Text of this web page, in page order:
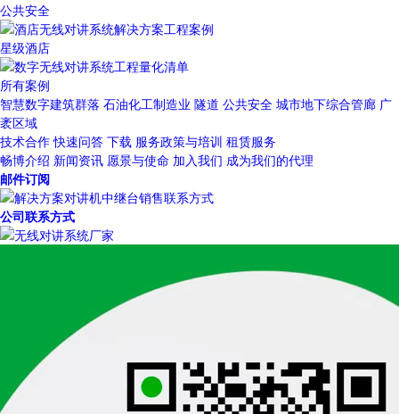
公共安全
星级酒店
所有案例
智慧数字建筑群落 石油化工制造业 隧道 公共安全 城市地下综合管廊 广
袤区域
技术合作 快速问答 下载 服务政策与培训 租赁服务
畅博介绍 新闻资讯 愿景与使命 加入我们 成为我们的代理
邮件订阅
公司联系方式